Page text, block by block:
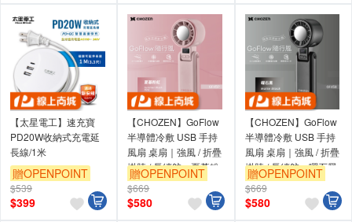
【太星電工】速充寶
PD20W收納式充電延
長線/1米
贈OPENPOINT
$539
$399
【CHOZEN】GoFlow
半導體冷敷 USB 手持
風扇 桌扇｜強風 / 折疊
掛脖 / 長續航—夏暮粉
紅
贈OPENPOINT
$669
$580
【CHOZEN】GoFlow
半導體冷敷 USB 手持
風扇 桌扇｜強風 / 折疊
掛脖 / 長續航—曜石黑
贈OPENPOINT
$669
$580